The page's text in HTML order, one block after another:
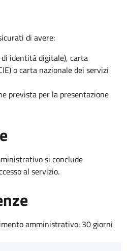
di avere:
di identità digitale), carta
o carta nazionale dei servizi
prevista per la presentazione
si conclude
al servizio.
amministrativo: 30 giorni